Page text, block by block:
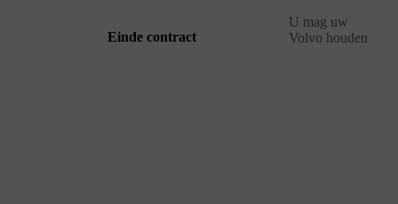
Einde contract
U mag uw
Volvo houden